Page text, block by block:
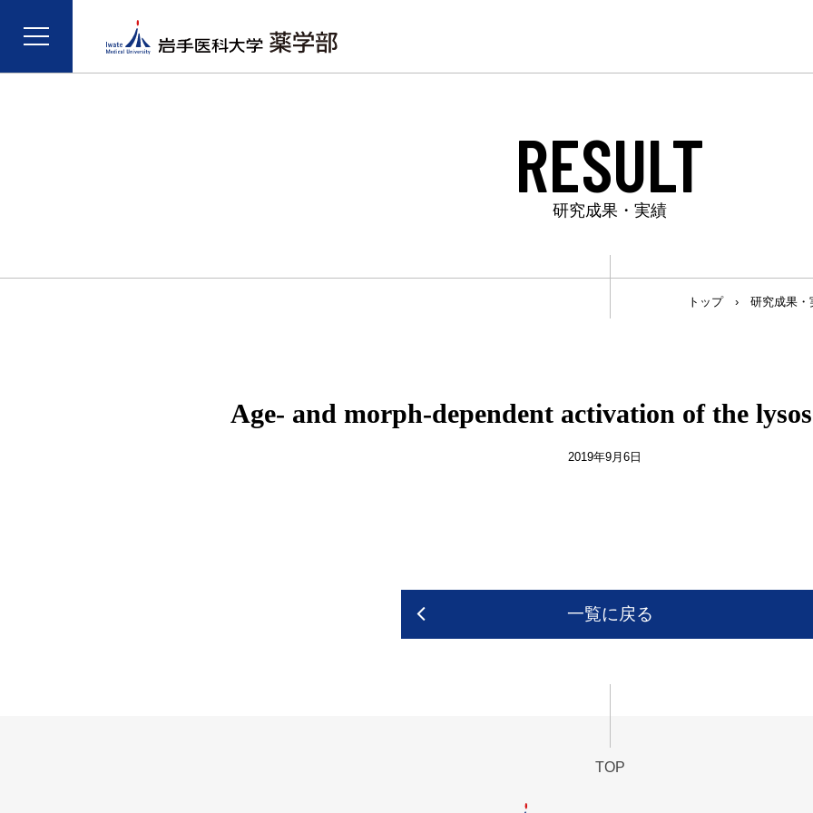
RESULT
研究成果・実績
トップ› 研究成果・
Age- and morph-dependent activation of the
2019年9月6日
一覧に戻る
TOP